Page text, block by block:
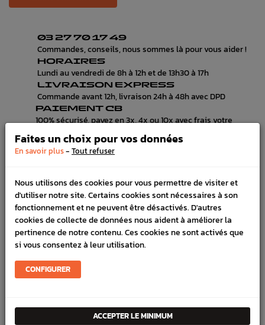
03 27 70 17 49
Commandes, conseils, nous sommes là pour vous aider !
HORAIRES
Lundi au vendredi de 8h à 12h et de 13h30 à 17h
LIVRAISON EXPRESS
Commande avant 12h, livraison 24h à 48h avec DPD
PAIEMENT CB
100% sécurisé, payez en 3x, 4x ou 10x avec frais votre
commande
DESCRIPTION
DÉTAILS DU PRODUIT
DOCUMENTS JOINTS
LIVRAISON
VÉHICULES COMPATIBLE
Faites un choix pour vos données
En savoir plus- Tout refuser
Nous utilisons des cookies pour vous permettre de visiter et
d'utiliser notre site. Certains cookies sont nécessaires à son
fonctionnement et ne peuvent être désactivés. D'autres
cookies de collecte de données nous aident à améliorer la
pertinence de notre contenu. Ces cookies ne sont activés que
si vous consentez à leur utilisation.
CONFIGURER
ACCEPTER LE MINIMUM